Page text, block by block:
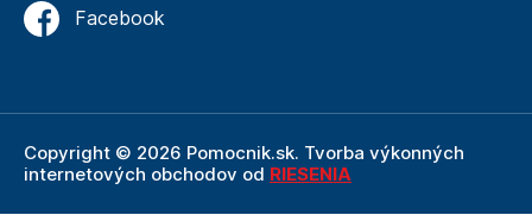
Facebook
Copyright © 2026 Pomocnik.sk. Tvorba výkonných
internetových obchodov od RIESENIA